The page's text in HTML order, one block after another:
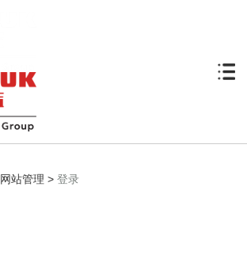
网站管理 >登录